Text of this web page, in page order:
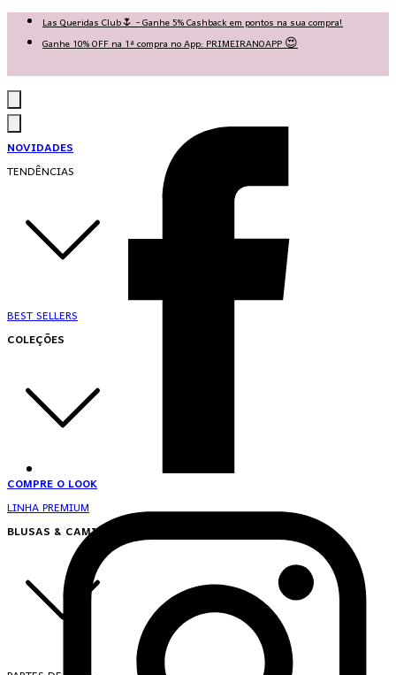
Las Queridas Club🌷 - Ganhe 5% Cashback em pontos na sua compra!
Ganhe 10% OFF na 1ª compra no App: PRIMEIRANOAPP 😍
NOVIDADES
TENDÊNCIAS
BEST SELLERS
COLEÇÕES
COMPRE O LOOK
LINHA PREMIUM
BLUSAS & CAMISAS